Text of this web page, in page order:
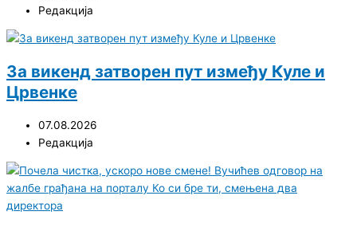
Редакција
За викенд затворен пут између Куле и
Црвенке
07.08.2026
Редакција